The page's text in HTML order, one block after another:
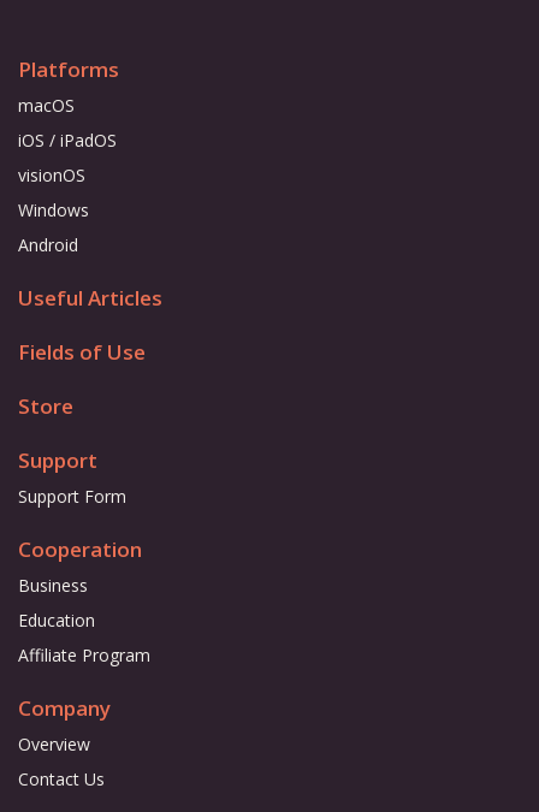
Platforms
macOS
iOS / iPadOS
visionOS
Windows
Android
Useful Articles
Fields of Use
Store
Support
Support Form
Cooperation
Business
Education
Affiliate Program
Company
Overview
Contact Us